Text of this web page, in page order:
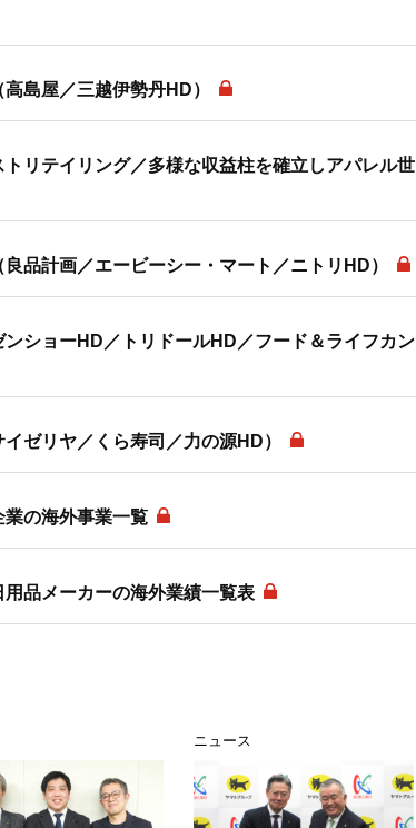
島屋／三越伊勢丹HD）
リテイリング／多様な収益柱を確立しアパレル世
品計画／エービーシー・マート／ニトリHD）
ショーHD／トリドールHD／フード＆ライフカン
ゼリヤ／くら寿司／力の源HD）
の海外事業一覧
品メーカーの海外業績一覧表
ニュース